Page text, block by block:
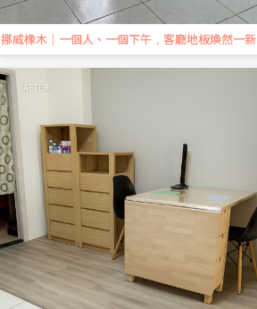
挪威橡木｜一個人、一個下午，客廳地板煥然一新